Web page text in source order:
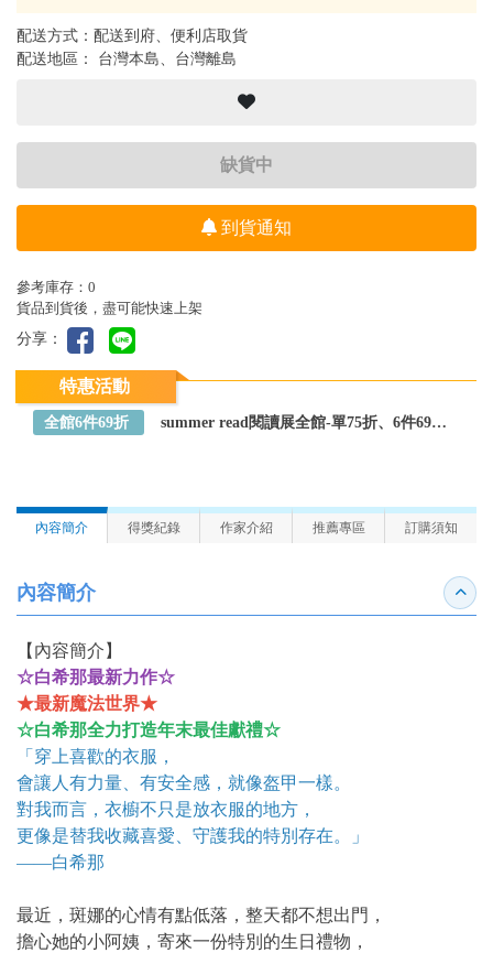
配送方式：配送到府、便利店取貨
配送地區： 台灣本島、台灣離島
缺貨中
到貨通知
參考庫存：0
貨品到貨後，盡可能快速上架
分享：
特惠活動
全館6件69折 summer read閱讀展全館-單75折、6件69折～全館任選
內容簡介 得獎紀錄 作家介紹 推薦專區 訂購須知
內容簡介 收合
【內容簡介】
☆白希那最新力作☆
★最新魔法世界★
☆白希那全力打造年末最佳獻禮☆
「穿上喜歡的衣服，
會讓人有力量、有安全感，就像盔甲一樣。
對我而言，衣櫥不只是放衣服的地方，
更像是替我收藏喜愛、守護我的特別存在。」
——白希那
最近，斑娜的心情有點低落，整天都不想出門，
擔心她的小阿姨，寄來一份特別的生日禮物，